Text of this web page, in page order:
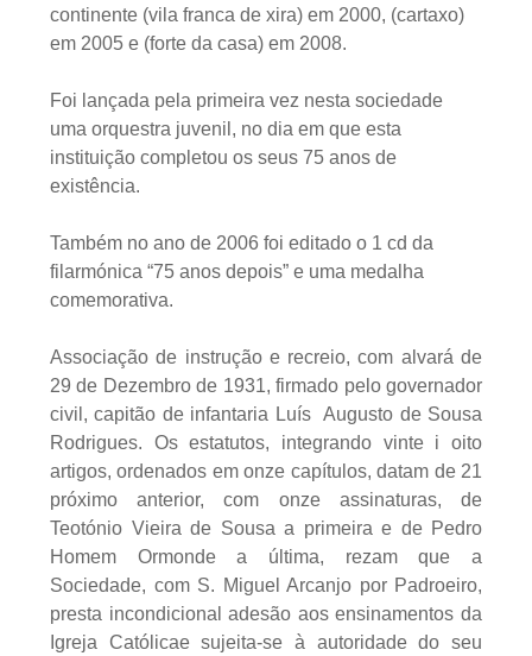
continente (vila franca de xira) em 2000, (cartaxo)
em 2005 e (forte da casa) em 2008.
Foi lançada pela primeira vez nesta sociedade
uma orquestra juvenil, no dia em que esta
instituição completou os seus 75 anos de
existência.
Também no ano de 2006 foi editado o 1 cd da
filarmónica “75 anos depois” e uma medalha
comemorativa.
Associação de instrução e recreio, com alvará de
29 de Dezembro de 1931, firmado pelo governador
civil, capitão de infantaria Luís Augusto de Sousa
Rodrigues. Os estatutos, integrando vinte i oito
artigos, ordenados em onze capítulos, datam de 21
próximo anterior, com onze assinaturas, de
Teotónio Vieira de Sousa a primeira e de Pedro
Homem Ormonde a última, rezam que a
Sociedade, com S. Miguel Arcanjo por Padroeiro,
presta incondicional adesão aos ensinamentos da
Igreja Católicae sujeita-se à autoridade do seu